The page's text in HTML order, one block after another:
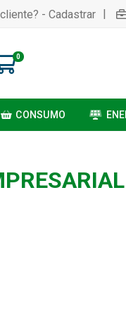
- Cadastrar |
0
CONSUMO